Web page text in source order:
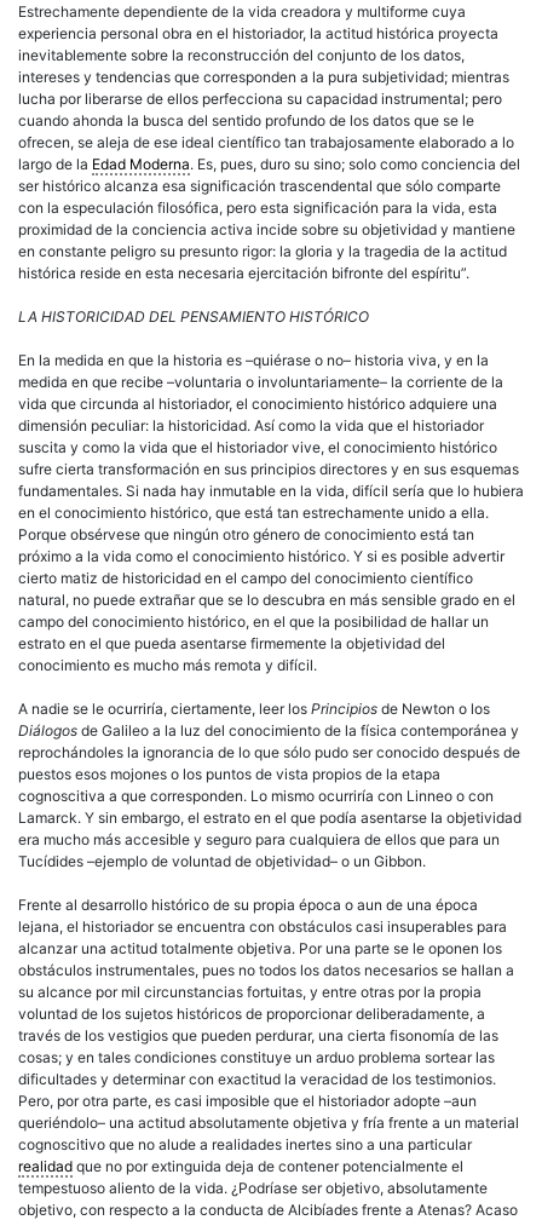
Estrechamente dependiente de la vida creadora y multiforme cuya
experiencia personal obra en el historiador, la actitud histórica proyecta
inevitablemente sobre la reconstrucción del conjunto de los datos,
intereses y tendencias que corresponden a la pura subjetividad; mientras
lucha por liberarse de ellos perfecciona su capacidad instrumental; pero
cuando ahonda la busca del sentido profundo de los datos que se le
ofrecen, se aleja de ese ideal científico tan trabajosamente elaborado a lo
largo de la Edad Moderna. Es, pues, duro su sino; solo como conciencia del
ser histórico alcanza esa significación trascendental que sólo comparte
con la especulación filosófica, pero esta significación para la vida, esta
proximidad de la conciencia activa incide sobre su objetividad y mantiene
en constante peligro su presunto rigor: la gloria y la tragedia de la actitud
histórica reside en esta necesaria ejercitación bifronte del espíritu”.
LA HISTORICIDAD DEL PENSAMIENTO HISTÓRICO
En la medida en que la historia es –quiérase o no– historia viva, y en la
medida en que recibe –voluntaria o involuntariamente– la corriente de la
vida que circunda al historiador, el conocimiento histórico adquiere una
dimensión peculiar: la historicidad. Así como la vida que el historiador
suscita y como la vida que el historiador vive, el conocimiento histórico
sufre cierta transformación en sus principios directores y en sus esquemas
fundamentales. Si nada hay inmutable en la vida, difícil sería que lo hubiera
en el conocimiento histórico, que está tan estrechamente unido a ella.
Porque obsérvese que ningún otro género de conocimiento está tan
próximo a la vida como el conocimiento histórico. Y si es posible advertir
cierto matiz de historicidad en el campo del conocimiento científico
natural, no puede extrañar que se lo descubra en más sensible grado en el
campo del conocimiento histórico, en el que la posibilidad de hallar un
estrato en el que pueda asentarse firmemente la objetividad del
conocimiento es mucho más remota y difícil.
A nadie se le ocurriría, ciertamente, leer los Principios de Newton o los
Diálogos de Galileo a la luz del conocimiento de la física contemporánea y
reprochándoles la ignorancia de lo que sólo pudo ser conocido después de
puestos esos mojones o los puntos de vista propios de la etapa
cognoscitiva a que corresponden. Lo mismo ocurriría con Linneo o con
Lamarck. Y sin embargo, el estrato en el que podía asentarse la objetividad
era mucho más accesible y seguro para cualquiera de ellos que para un
Tucídides –ejemplo de voluntad de objetividad– o un Gibbon.
Frente al desarrollo histórico de su propia época o aun de una época
lejana, el historiador se encuentra con obstáculos casi insuperables para
alcanzar una actitud totalmente objetiva. Por una parte se le oponen los
obstáculos instrumentales, pues no todos los datos necesarios se hallan a
su alcance por mil circunstancias fortuitas, y entre otras por la propia
voluntad de los sujetos históricos de proporcionar deliberadamente, a
través de los vestigios que pueden perdurar, una cierta fisonomía de las
cosas; y en tales condiciones constituye un arduo problema sortear las
dificultades y determinar con exactitud la veracidad de los testimonios.
Pero, por otra parte, es casi imposible que el historiador adopte –aun
queriéndolo– una actitud absolutamente objetiva y fría frente a un material
cognoscitivo que no alude a realidades inertes sino a una particular
realidad que no por extinguida deja de contener potencialmente el
tempestuoso aliento de la vida. ¿Podríase ser objetivo, absolutamente
objetivo, con respecto a la conducta de Alcibíades frente a Atenas? Acaso